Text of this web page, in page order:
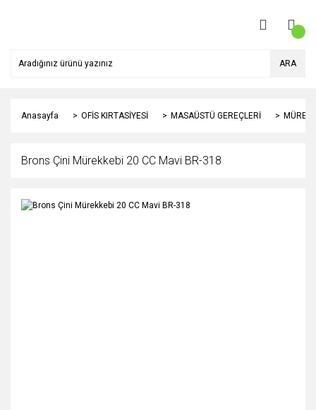
ARA
Anasayfa OFİS KIRTASİYESİ MASAÜSTÜ GEREÇLERİ
Brons Çini Mürekkebi 20 CC Mavi BR-318